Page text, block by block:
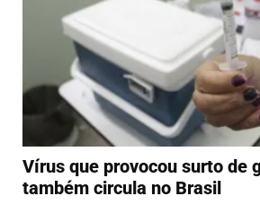
Vírus que provocou surto de
também circula no Brasil